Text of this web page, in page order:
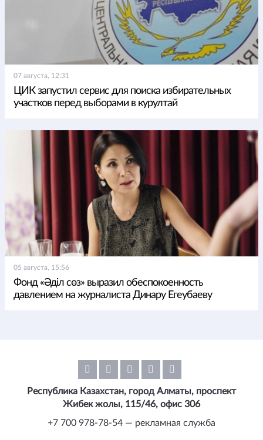
07 августа, 12:31
ЦИК запустил сервис для поиска избирательных
участков перед выборами в курултай
05 августа, 15:56
Фонд «Әділ сөз» выразил обеспокоенность
давлением на журналиста Динару Егеубаеву
Республика Казахстан, город Алматы, проспект
Жибек жолы, 115/46, офис 306
+7 700 978-78-54 — рекламная служба